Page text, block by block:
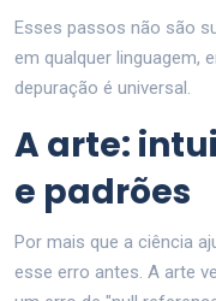
Esses passos não são
em qualquer linguagem,
depuração é universal.
A arte:
e padrões
Por mais que a ciência
esse erro antes. A arte